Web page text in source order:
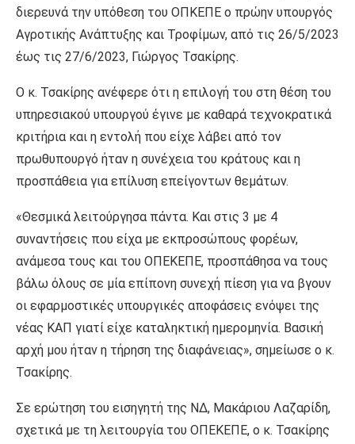
διερευνά την υπόθεση του ΟΠΚΕΠΕ ο πρώην υπουργός
Αγροτικής Ανάπτυξης και Τροφίμων, από τις 26/5/2023
έως τις 27/6/2023, Γιώργος Τσακίρης.
Ο κ. Τσακίρης ανέφερε ότι η επιλογή του στη θέση του
υπηρεσιακού υπουργού έγινε με καθαρά τεχνοκρατικά
κριτήρια και η εντολή που είχε λάβει από τον
πρωθυπουργό ήταν η συνέχεια του κράτους και η
προσπάθεια για επίλυση επείγοντων θεμάτων.
«Θεσμικά λειτούργησα πάντα. Και στις 3 με 4
συναντήσεις που είχα με εκπροσώπους φορέων,
ανάμεσα τους και του ΟΠΕΚΕΠΕ, προσπάθησα να τους
βάλω όλους σε μία επίπονη συνεχή πίεση για να βγουν
οι εφαρμοστικές υπουργικές αποφάσεις ενόψει της
νέας ΚΑΠ γιατί είχε καταληκτική ημερομηνία. Βασική
αρχή μου ήταν η τήρηση της διαφάνειας», σημείωσε ο κ.
Τσακίρης.
Σε ερώτηση του εισηγητή της ΝΔ, Μακάριου Λαζαρίδη,
σχετικά με τη λειτουργία του ΟΠΕΚΕΠΕ, ο κ. Τσακίρης